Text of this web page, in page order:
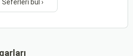
Seferleri bul ›